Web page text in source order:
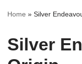
Home » Silver
Silver